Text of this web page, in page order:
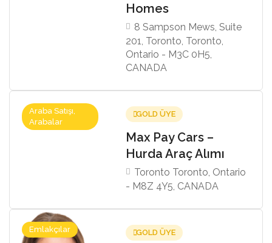
Homes
8 Sampson Mews, Suite
201, Toronto, Toronto,
Ontario - M3C 0H5,
CANADA
Araba Satışı,
Arabalar
GOLD ÜYE
Max Pay Cars –
Hurda Araç Alımı
Toronto Toronto, Ontario
- M8Z 4Y5, CANADA
Emlakçılar GOLD ÜYE